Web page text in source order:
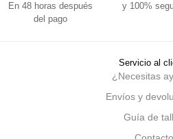
En 48 horas después
del pago
y 100%
Servicio al
¿Necesitas
Envíos y
Guía de